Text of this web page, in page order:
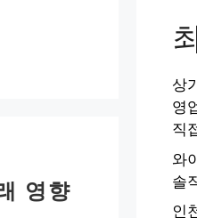
영향
상
영
직
와
솔
인